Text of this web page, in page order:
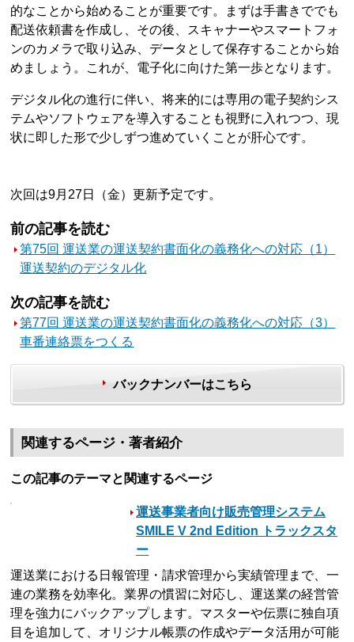
的なことから始めることが重要です。まずは手書きででも
配送依頼書を作成し、その後、スキャナーやスマートフォ
ンのカメラで取り込み、データとして保存することから始
めましょう。これが、電子化に向けた第一歩となります。
デジタル化の進行に伴い、将来的には専用の電子契約シス
テムやソフトウェアを導入することも視野に入れつつ、現
状に即した形で少しずつ進めていくことが肝心です。
次回は9月27日（金）更新予定です。
前の記事を読む
第75回 運送業の運送契約書面化の義務化への対応（1）
運送契約のデジタル化
次の記事を読む
第77回 運送業の運送契約書面化の義務化への対応（3）
車番連絡票をつくる
バックナンバーはこちら
関連するページ・著者紹介
この記事のテーマと関連するページ
運送事業者向け販売管理システム
SMILE V 2nd Edition トラックスタ
ー
運送業における日報管理・請求管理から実績管理まで、一
連の業務を効率化。業界の慣習に対応し、運送業の経営管
理を強力にバックアップします。マスターや伝票に独自項
目を追加して、オリジナル帳票の作成やデータ活用が可能